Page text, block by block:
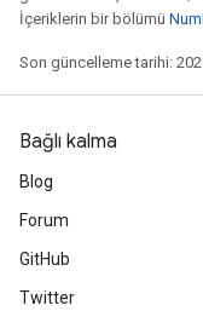
İçeriklerin bir bölümü
Son güncelleme tarihi:
Bağlı kalma
Blog
Forum
GitHub
Twitter